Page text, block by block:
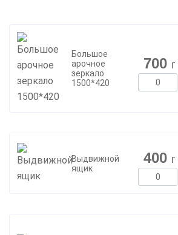
Большое
арочное
зеркало
1500*420
700 г
Выдвижной
ящик
400 г